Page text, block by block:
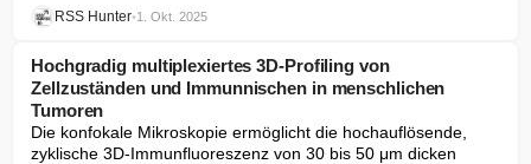
RSS Hunter•1. Okt. 2025
Hochgradig multiplexiertes 3D-Profiling von
Zellzuständen und Immunnischen in menschlichen
Tumoren
Die konfokale Mikroskopie ermöglicht die hochauflösende,
zyklische 3D-Immunfluoreszenz von 30 bis 50 μm dicken